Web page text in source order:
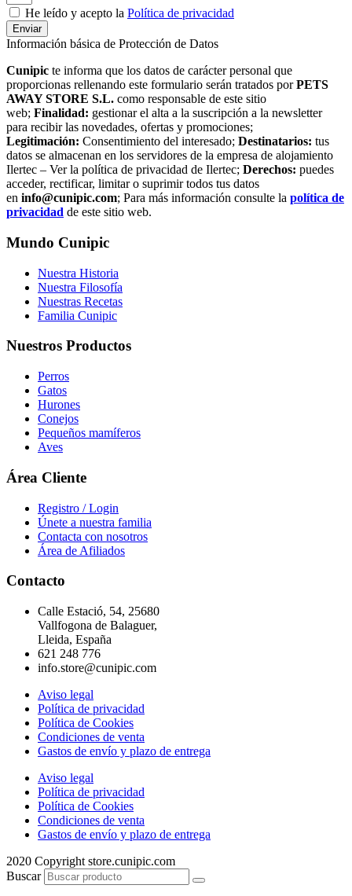
He leído y acepto la Política de privacidad
Enviar
Información básica de Protección de Datos
Cunipic te informa que los datos de carácter personal que
proporcionas rellenando este formulario serán tratados porPETS
AWAY STORE S.L. como responsable de este sitio
web; Finalidad: gestionar el alta a la suscripción a la newsletter
para recibir las novedades, ofertas y promociones;
Legitimación: Consentimiento del interesado; Destinatarios: tus
datos se almacenan en los servidores de la empresa de alojamiento
Ilertec – Ver la política de privacidad de Ilertec; Derechos: puedes
acceder, rectificar, limitar o suprimir todos tus datos
en info@cunipic.com; Para más información consulte la política de
privacidad de este sitio web.
Mundo Cunipic
Nuestra Historia
Nuestra Filosofía
Nuestras Recetas
Familia Cunipic
Nuestros Productos
Perros
Gatos
Hurones
Conejos
Pequeños mamíferos
Aves
Área Cliente
Registro / Login
Únete a nuestra familia
Contacta con nosotros
Área de Afiliados
Contacto
Calle Estació, 54, 25680
Vallfogona de Balaguer,
Lleida, España
621 248 776
info.store@cunipic.com
Aviso legal
Política de privacidad
Política de Cookies
Condiciones de venta
Gastos de envío y plazo de entrega
Aviso legal
Política de privacidad
Política de Cookies
Condiciones de venta
Gastos de envío y plazo de entrega
2020 Copyright store.cunipic.com
Buscar